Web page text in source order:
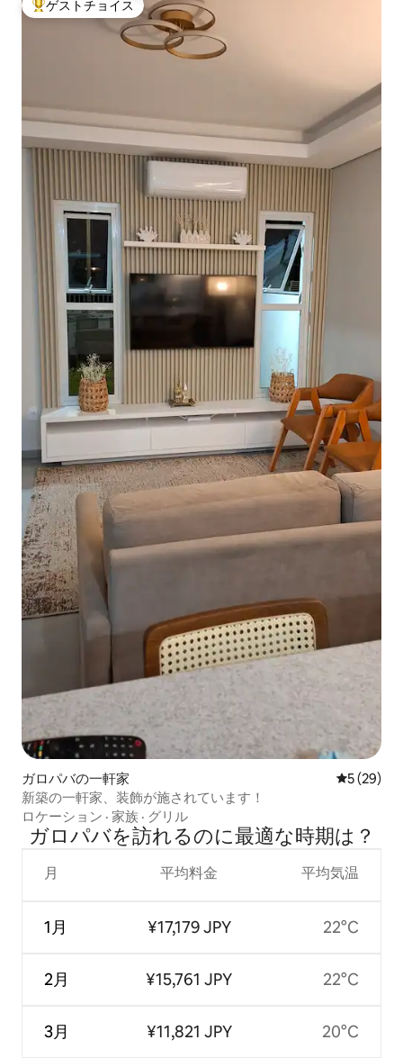
大好評のゲストチョイスです。
ゲストチョイス
ガロパバの一軒家 レビュー
5 (29)
新築の一軒家、装飾が施されています！
ロケーション · 家族 · グリル
ガロパバを訪⁠れ⁠るの⁠に最⁠適⁠な時⁠期⁠は⁠？
月
1月
2月
3月
平均料金
¥17,179 JPY
¥15,761 JPY
¥11,821 JPY
平均気温
22°C
22°C
20°C